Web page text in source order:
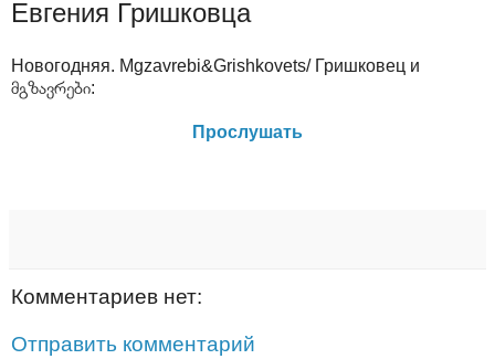
Евгения Гришковца
Новогодняя. Mgzavrebi&Grishkovets/ Гришковец и
მგზავრები:
Прослушать
Комментариев нет:
Отправить комментарий